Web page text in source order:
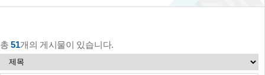
총51개의 게시물이 있습니다.